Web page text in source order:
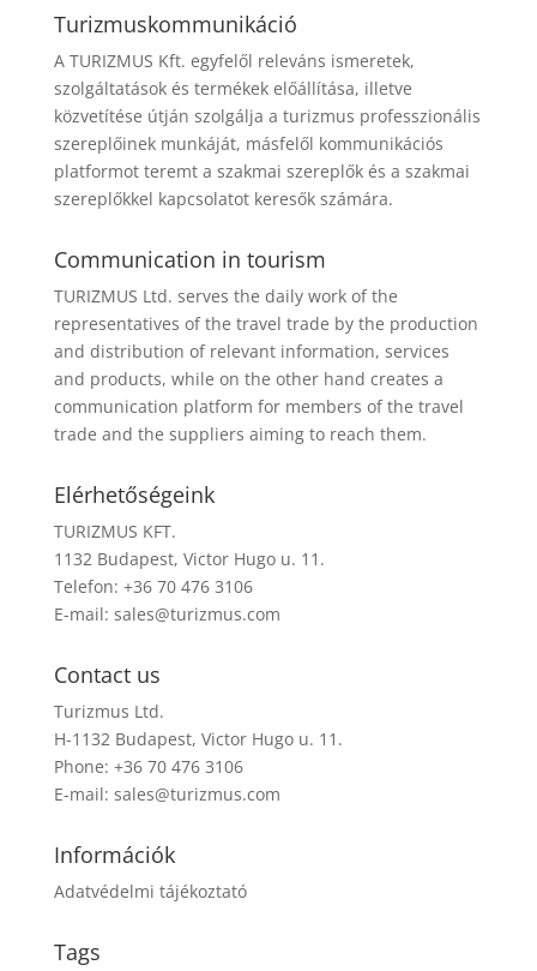
Turizmuskommunikáció
A TURIZMUS Kft. egyfelől releváns ismeretek,
szolgáltatások és termékek előállítása, illetve
közvetítése útján szolgálja a turizmus professzionális
szereplőinek munkáját, másfelől kommunikációs
platformot teremt a szakmai szereplők és a szakmai
szereplőkkel kapcsolatot keresők számára.
Communication in tourism
TURIZMUS Ltd. serves the daily work of the
representatives of the travel trade by the production
and distribution of relevant information, services
and products, while on the other hand creates a
communication platform for members of the travel
trade and the suppliers aiming to reach them.
Elérhetőségeink
TURIZMUS KFT.
1132 Budapest, Victor Hugo u. 11.
Telefon: +36 70 476 3106
E-mail: sales@turizmus.com
Contact us
Turizmus Ltd.
H-1132 Budapest, Victor Hugo u. 11.
Phone: +36 70 476 3106
E-mail: sales@turizmus.com
Információk
Adatvédelmi tájékoztató
Tags